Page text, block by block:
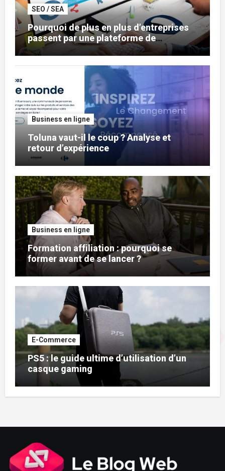
SEO / SEA
Pourquoi de plus en plus d’entreprises
passent par une plateforme de
netlinking ?
Business en ligne
Toluna vaut-il le coup ? Analyse et
retour d’expérience
Business en ligne
Formation affiliation : pourquoi se
former avant de se lancer ?
E-Commerce
PS5 : le guide ultime d’utilisation d’un
casque gaming